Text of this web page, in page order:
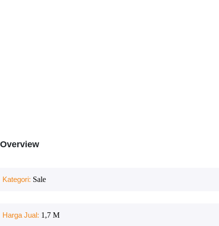
Overview
Kategori: Sale
Harga Jual: 1,7 M